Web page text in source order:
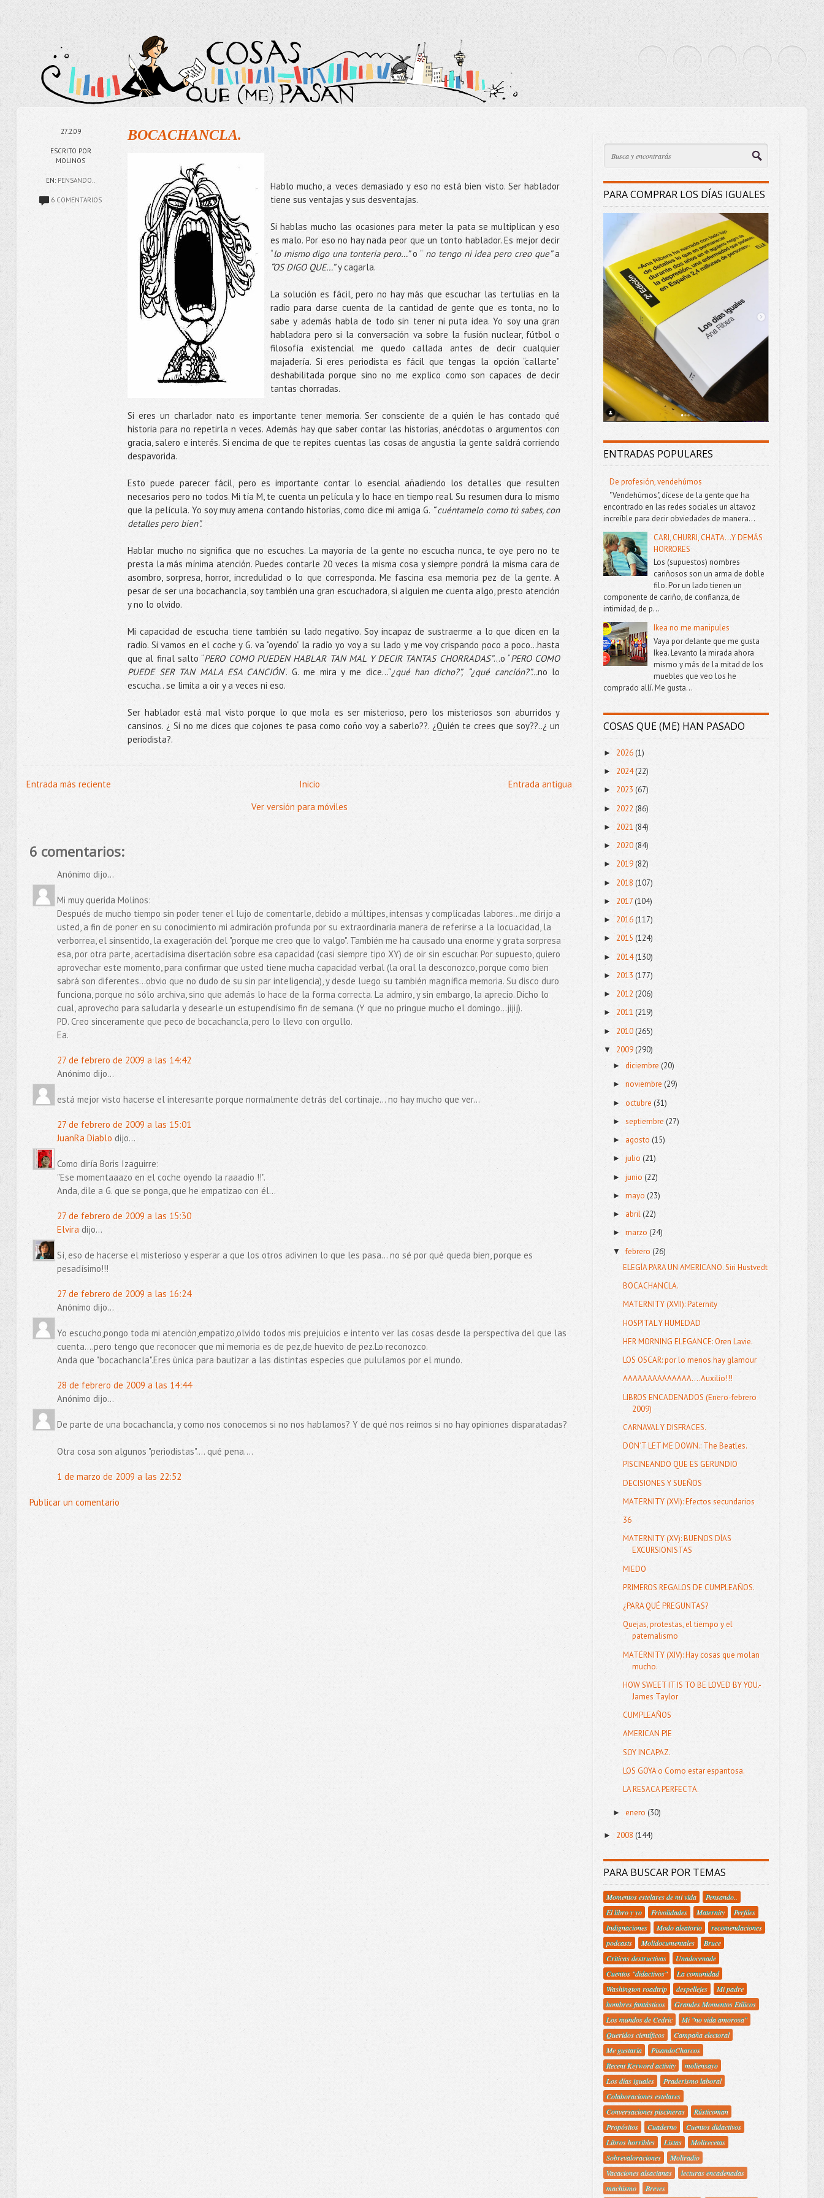
27.2.09
ESCRITO POR
MOLINOS
EN: PENSANDO..
6 COMENTARIOS
BOCACHANCLA.
Hablo mucho, a veces demasiado y eso no está bien visto. Ser hablador
tiene sus ventajas y sus desventajas.
Si hablas mucho las ocasiones para meter la pata se multiplican y eso
es malo. Por eso no hay nada peor que un tonto hablador. Es mejor decir
“lo mismo digo una tonteria pero…”o “ no tengo ni idea pero creo que”a
“OS DIGO QUE…”y cagarla.
La solución es fácil, pero no hay más que escuchar las tertulias en la
radio para darse cuenta de la cantidad de gente que es tonta, no lo
sabe y además habla de todo sin tener ni puta idea. Yo soy una gran
habladora pero si la conversación va sobre la fusión nuclear, fútbol o
filosofía existencial me quedo callada antes de decir cualquier
majadería. Si eres periodista es fácil que tengas la opción “callarte”
deshabilitada porque sino no me explico como son capaces de decir
tantas chorradas.
Si eres un charlador nato es importante tener memoria. Ser consciente de a quién le has contado qué
historia para no repetirla n veces. Además hay que saber contar las historias, anécdotas o argumentos con
gracia, salero e interés. Si encima de que te repites cuentas las cosas de angustia la gente saldrá corriendo
despavorida.
Esto puede parecer fácil, pero es importante contar lo esencial añadiendo los detalles que resulten
necesarios pero no todos. Mi tía M, te cuenta un película y lo hace en tiempo real. Su resumen dura lo mismo
que la película. Yo soy muy amena contando historias, como dice mi amiga G. “ cuéntamelo como tú sabes, con
detalles pero bien”.
Hablar mucho no significa que no escuches. La mayoría de la gente no escucha nunca, te oye pero no te
presta la más mínima atención. Puedes contarle 20 veces la misma cosa y siempre pondrá la misma cara de
asombro, sorpresa, horror, incredulidad o lo que corresponda. Me fascina esa memoria pez de la gente. A
pesar de ser una bocachancla, soy también una gran escuchadora, si alguien me cuenta algo, presto atención
y no lo olvido.
Mi capacidad de escucha tiene también su lado negativo. Soy incapaz de sustraerme a lo que dicen en la
radio. Si vamos en el coche y G. va “oyendo” la radio yo voy a su lado y me voy crispando poco a poco…hasta
que al final salto “PERO COMO PUEDEN HABLAR TAN MAL Y DECIR TANTAS CHORRADAS”…o “PERO COMO
PUEDE SER TAN MALA ESA CANCIÓN”. G. me mira y me dice…"¿qué han dicho?”, “¿qué canción?”…no lo
escucha.. se limita a oir y a veces ni eso.
Ser hablador está mal visto porque lo que mola es ser misterioso, pero los misteriosos son aburridos y
cansinos. ¿ Si no me dices que cojones te pasa como coño voy a saberlo??. ¿Quién te crees que soy??..¿ un
periodista?.
Entrada más reciente Entrada antigua
Inicio
Ver versión para móviles
6 comentarios:
Anónimo dijo...
Mi muy querida Molinos:
Después de mucho tiempo sin poder tener el lujo de comentarle, debido a múltipes, intensas y complicadas labores...me dirijo a
usted, a fin de poner en su conocimiento mi admiración profunda por su extraordinaria manera de referirse a la locuacidad, la
verborrea, el sinsentido, la exageración del "porque me creo que lo valgo". También me ha causado una enorme y grata sorpresa
esa, por otra parte, acertadísima disertación sobre esa capacidad (casi siempre tipo XY) de oir sin escuchar. Por supuesto, quiero
aprovechar este momento, para confirmar que usted tiene mucha capacidad verbal (la oral la desconozco, porque como bien
sabrá son diferentes...obvio que no dudo de su sin par inteligencia), y desde luego su también magnífica memoria. Su disco duro
funciona, porque no sólo archiva, sino que además lo hace de la forma correcta. La admiro, y sin embargo, la aprecio. Dicho lo
cual, aprovecho para saludarla y desearle un estupendísimo fin de semana. (Y que no pringue mucho el domingo...jijij).
PD. Creo sinceramente que peco de bocachancla, pero lo llevo con orgullo.
Ea.
27 de febrero de 2009 a las 14:42
Anónimo dijo...
está mejor visto hacerse el interesante porque normalmente detrás del cortinaje... no hay mucho que ver...
27 de febrero de 2009 a las 15:01
JuanRa Diablo dijo...
Como diría Boris Izaguirre:
"Ese momentaaazo en el coche oyendo la raaadio !!".
Anda, dile a G. que se ponga, que he empatizao con él...
27 de febrero de 2009 a las 15:30
Elviradijo...
Sí, eso de hacerse el misterioso y esperar a que los otros adivinen lo que les pasa... no sé por qué queda bien, porque es
pesadísimo!!!
27 de febrero de 2009 a las 16:24
Anónimo dijo...
Yo escucho,pongo toda mi atenciòn,empatizo,olvido todos mis prejuicios e intento ver las cosas desde la perspectiva del que las
cuenta....pero tengo que reconocer que mi memoria es de pez,de huevito de pez.Lo reconozco.
Anda que "bocachancla".Eres ùnica para bautizar a las distintas especies que pululamos por el mundo.
28 de febrero de 2009 a las 14:44
Anónimo dijo...
De parte de una bocachancla, y como nos conocemos si no nos hablamos? Y de qué nos reimos si no hay opiniones disparatadas?
Otra cosa son algunos "periodistas".... qué pena....
1 de marzo de 2009 a las 22:52
Publicar un comentario
PARA COMPRAR LOS DÍAS IGUALES
ENTRADAS POPULARES
De profesión, vendehúmos
"Vendehúmos", dícese de la gente que ha
encontrado en las redes sociales un altavoz
increíble para decir obviedades de manera...
CARI, CHURRI, CHATA...Y DEMÁS
HORRORES
Los (supuestos) nombres
cariñosos son un arma de doble
filo. Por un lado tienen un
componente de cariño, de confianza, de
intimidad, de p...
Ikea no me manipules
Vaya por delante que me gusta
Ikea. Levanto la mirada ahora
mismo y más de la mitad de los
muebles que veo los he
comprado allí. Me gusta...
COSAS QUE (ME) HAN PASADO
► 2026 (1)
► 2024(22)
► 2023 (67)
► 2022 (86)
► 2021 (84)
► 2020(84)
► 2019(82)
► 2018 (107)
► 2017 (104)
► 2016(117)
► 2015 (124)
► 2014(130)
► 2013 (177)
► 2012 (206)
► 2011 (219)
► 2010(265)
▼ 2009 (290)
►diciembre(20)
►noviembre(29)
►octubre(31)
► septiembre(27)
► agosto(15)
►julio(21)
►junio(22)
►mayo(23)
► abril (22)
►marzo (24)
▼febrero(26)
ELEGÍA PARA UN AMERICANO. Siri Hustvedt
BOCACHANCLA.
MATERNITY (XVII): Paternity
HOSPITAL Y HUMEDAD
HER MORNING ELEGANCE: Oren Lavie.
LOS OSCAR: por lo menos hay glamour
AAAAAAAAAAAAAA....Auxilio!!!
LIBROS ENCADENADOS (Enero-febrero
2009)
CARNAVAL Y DISFRACES.
DON´T LET ME DOWN.: The Beatles.
PISCINEANDO QUE ES GERUNDIO
DECISIONES Y SUEÑOS
MATERNITY (XVI): Efectos secundarios
36
MATERNITY (XV): BUENOS DÍAS
EXCURSIONISTAS
MIEDO
PRIMEROS REGALOS DE CUMPLEAÑOS.
¿PARA QUÉ PREGUNTAS?
Quejas, protestas, el tiempo y el
paternalismo
MATERNITY (XIV): Hay cosas que molan
mucho.
HOW SWEET IT IS TO BE LOVED BY YOU.-
James Taylor
CUMPLEAÑOS
AMERICAN PIE
SOY INCAPAZ.
LOS GOYA o Como estar espantosa.
LA RESACA PERFECTA.
►enero(30)
► 2008 (144)
PARA BUSCAR POR TEMAS
Momentos estelares de mi vida
Pensando..
El libro y yo
Frivolidades Maternity
Perfiles
Indignaciones
Modo aleatorio
recomendaciones
podcasts
Molidocumentales
Bruce
Criticas destructivas
Unadocenade
Cuentos "didactivos"
La comunidad
Washington roadtrip
despellejes
Mi padre
hombres fantásticos
Grandes Momentos Etílicos
Los mundos de Cedric
Mi "no vida amorosa"
Queridos científicos
Campaña electoral
Me gustaría
PisandoCharcos
Recent Keyword activity
moliensayo
Los días iguales
Praderismo laboral
Colaboraciones estelares
Conversaciones piscineras
Rústicoman
Propósitos
Cuaderno
Cuentos didactivos
Libros horribles
Listas
Molirecetas
Sobrevaloraciones
Moliradio
Vacaciones alsacianas
lecturas encadenadas
machismo
Breves